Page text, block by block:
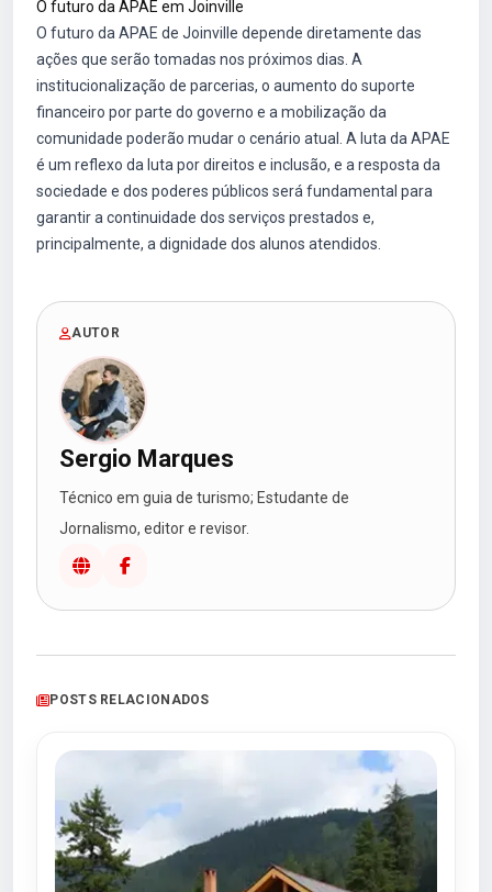
O futuro da APAE em Joinville
O futuro da APAE de Joinville depende diretamente das
ações que serão tomadas nos próximos dias. A
institucionalização de parcerias, o aumento do suporte
financeiro por parte do governo e a mobilização da
comunidade poderão mudar o cenário atual. A luta da APAE
é um reflexo da luta por direitos e inclusão, e a resposta da
sociedade e dos poderes públicos será fundamental para
garantir a continuidade dos serviços prestados e,
principalmente, a dignidade dos alunos atendidos.
AUTOR
Sergio Marques
Técnico em guia de turismo; Estudante de
Jornalismo, editor e revisor.
POSTS RELACIONADOS